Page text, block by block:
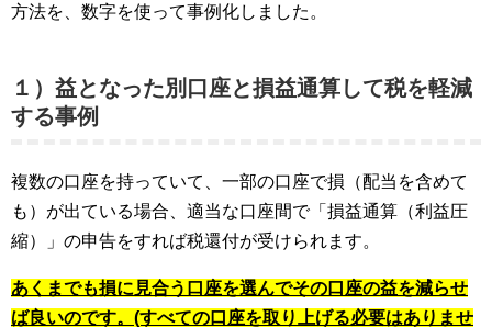
方法を、数字を使って事例化しました。
１） 益となった別 口座と損益通算して税を軽減
する事例
複数の口座を持っていて、一部の口座で損（配当を含めて
も）が出ている場合、適当な口座間で「損益通算（利益圧
縮）」の申告をすれば税還付が受けられます。
あくまでも損に見合う口座を選んでその口座の益を減らせ
ば良いのです。(すべての口座を取り上げる必要はありませ